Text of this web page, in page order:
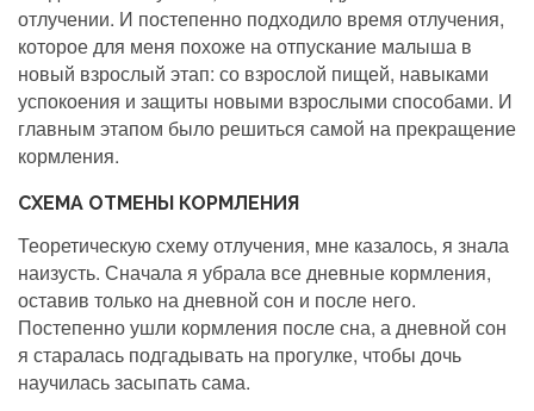
отлучении. И постепенно подходило время отлучения,
которое для меня похоже на отпускание малыша в
новый взрослый этап: со взрослой пищей, навыками
успокоения и защиты новыми взрослыми способами. И
главным этапом было решиться самой на прекращение
кормления.
СХЕМА ОТМЕНЫ КОРМЛЕНИЯ
Теоретическую схему отлучения, мне казалось, я знала
наизусть. Сначала я убрала все дневные кормления,
оставив только на дневной сон и после него.
Постепенно ушли кормления после сна, а дневной сон
я старалась подгадывать на прогулке, чтобы дочь
научилась засыпать сама.